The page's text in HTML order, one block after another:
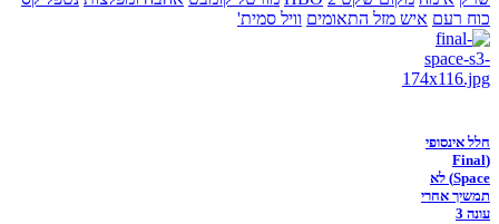
כוח רעם איש מזל התאומים וויל סמית'
חלל אינסופי
(Final
Space) לא
תמשיך אחרי
עונה 3